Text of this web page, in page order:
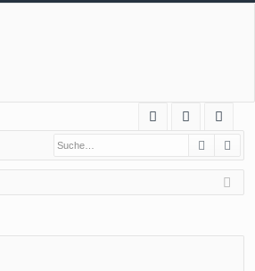
Q
m
el
eg
ist
rie
Suche